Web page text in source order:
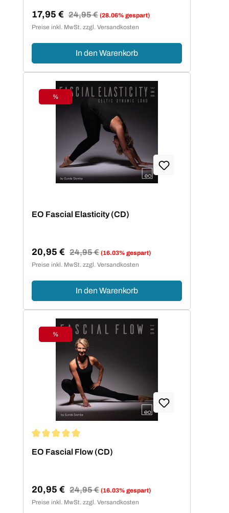
Verkaufspreis:
17,95 € Regulärer Preis:
24,95 € (28.06% gespart)
Preise inkl. MwSt. zzgl. Versandkosten
In den Warenkorb
Rabatt
%
EO Fascial Elasticity (CD)
Verkaufspreis:
20,95 € Regulärer Preis:
24,95 € (16.03% gespart)
Preise inkl. MwSt. zzgl. Versandkosten
In den Warenkorb
Rabatt
%
EO Fascial Flow (CD)
Verkaufspreis:
20,95 € Regulärer Preis:
24,95 € (16.03% gespart)
Preise inkl. MwSt. zzgl. Versandkosten